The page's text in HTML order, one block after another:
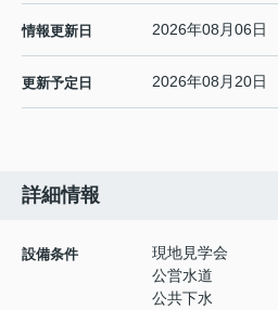
情報更新日 2026年08月06日
更新予定日 2026年08月20日
詳細情報
設備条件
現地見学会
公営水道
公共下水